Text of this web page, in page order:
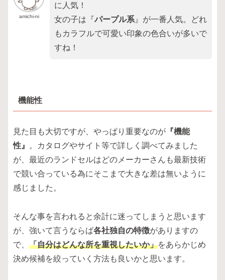
amichi-ni
に人気！
女の子は『パープル系 』が一番人気。どれ
もカラフルで可愛い印象の色合いが多いで
すね！
機能性
見た目も大切ですが、やっぱり重要なのが 『機能
性』
。カタログやサイト等で詳しく調べてみました
が、最近のランドセルはどのメーカーさんも最新技術
で競い合っている為にそこまで大きな差は無いように
感じました。
そんな事を言われると余計に迷ってしまうと思います
が、強いて言うならば各社独自の特徴がありますの
で、 「自分はどんな所を重視したいか」をあらかじめ
決め候補を絞っていく方法も良いかと思います。